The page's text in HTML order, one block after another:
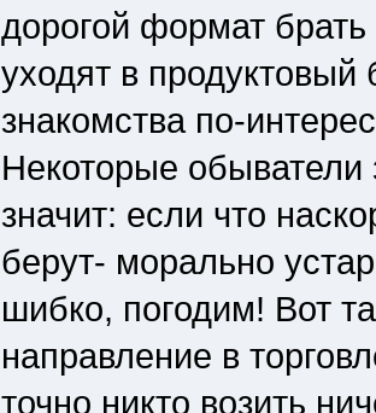
дорогой формат
уходят в
знакомства по-
Некоторые
значит: если что
берут- морально
шибко, погодим! Вот
направление в
точно никто возить